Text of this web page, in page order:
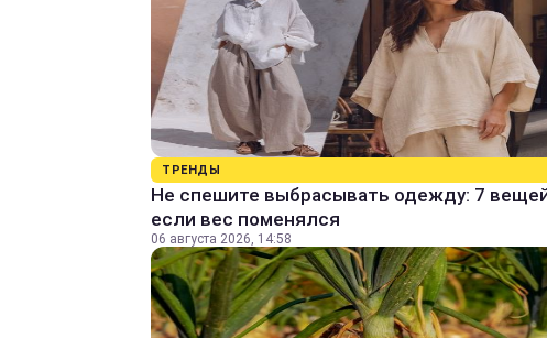
ТРЕНДЫ
Не спешите выбрасывать одежду: 7
если вес поменялся
06 августа 2026, 14:58